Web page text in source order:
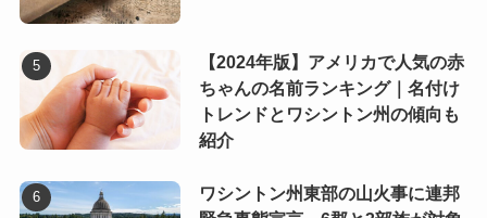
【2024年版】アメリカで人気の赤
ちゃんの名前ランキング｜名付け
トレンドとワシントン州の傾向も
紹介
ワシントン州東部の山火事に連邦